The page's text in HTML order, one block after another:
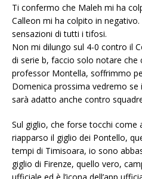
Ti confermo che Maleh mi ha
Calleon mi ha colpito in
sensazioni di tutti i tifosi.
Non mi dilungo sul 4-0 contro il
di serie b, faccio solo notare
professor Montella, soffrimmo
Domenica prossima vedremo
sarà adatto anche contro
Sul giglio, che forse tocchi come
riapparso il giglio dei Pontello,
tempi di Timisoara, io sono
giglio di Firenze, quello vero,